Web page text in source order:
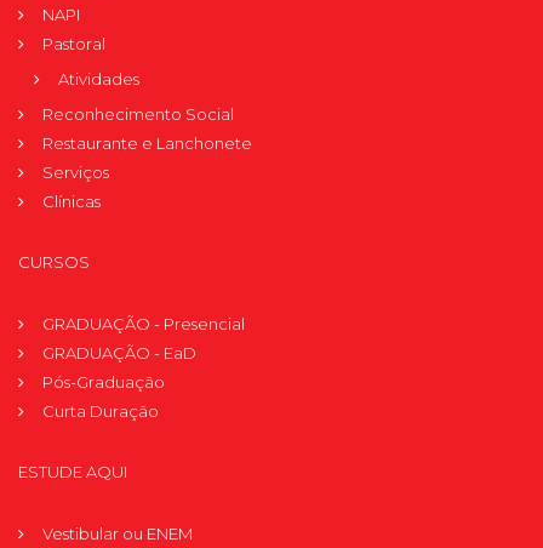
NAPI
Pastoral
Atividades
Reconhecimento Social
Restaurante e Lanchonete
Serviços
Clínicas
CURSOS
GRADUAÇÃO - Presencial
GRADUAÇÃO - EaD
Pós-Graduação
Curta Duração
ESTUDE AQUI
Vestibular ou ENEM